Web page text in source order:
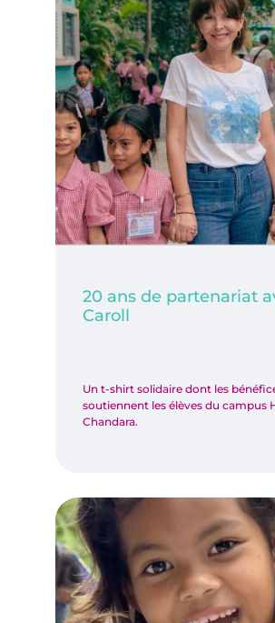
20 ans de partenariat
Caroll
Un t-shirt solidaire dont les
soutiennent les élèves du campus
Chandara.